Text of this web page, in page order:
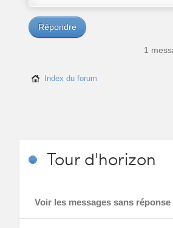
Répondre
1
Index du forum
Tourd'horizon
Voir les messages sans réponse